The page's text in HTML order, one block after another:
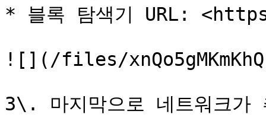
* 블록 탐색기 URL:
![](/files/
3\. 마지막으로 네트워크가